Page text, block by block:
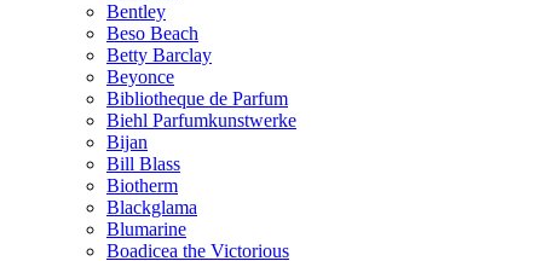
Bentley
Beso Beach
Betty Barclay
Beyonce
Bibliotheque de Parfum
Biehl Parfumkunstwerke
Bijan
Bill Blass
Biotherm
Blackglama
Blumarine
Boadicea the Victorious